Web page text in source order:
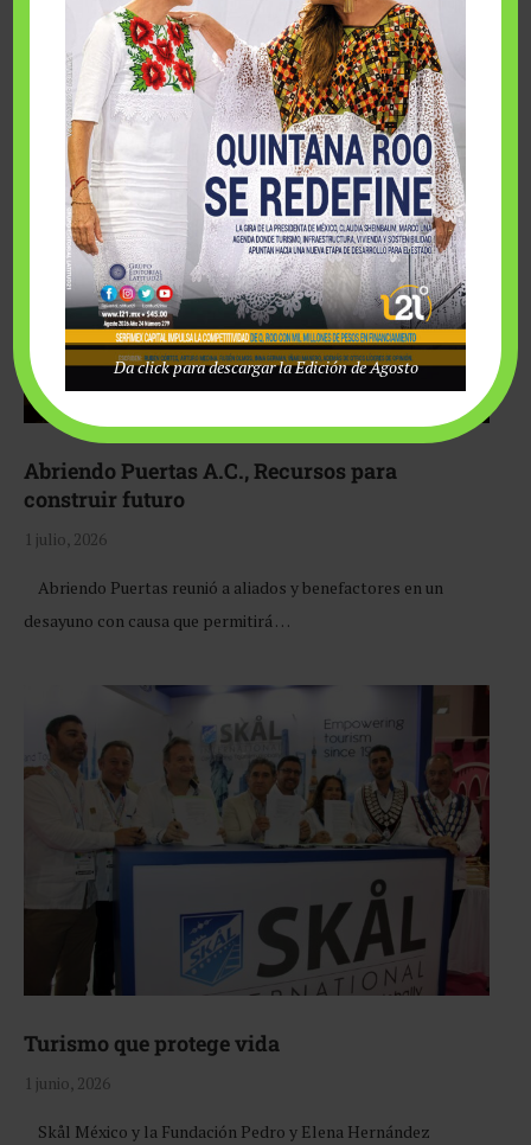
Fairmont Mayakoba y Make-A-Wish México unieron
esfuerzos para hacer realidad el deseo de una …
Abriendo Puertas A.C., Recursos para
construir futuro
1 julio, 2026
Abriendo Puertas reunió a aliados y benefactores en un
desayuno con causa que permitirá …
Turismo que protege vida
1 junio, 2026
Skål México y la Fundación Pedro y Elena Hernández
Da click para descargar la Edición de Agosto